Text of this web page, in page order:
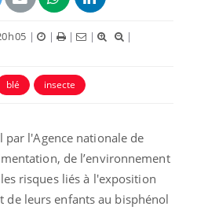
| | | |
|
blé insecte
par l'Agence nationale de
de l’environnement
risques liés à l'exposition
de leurs enfants au bisphénol